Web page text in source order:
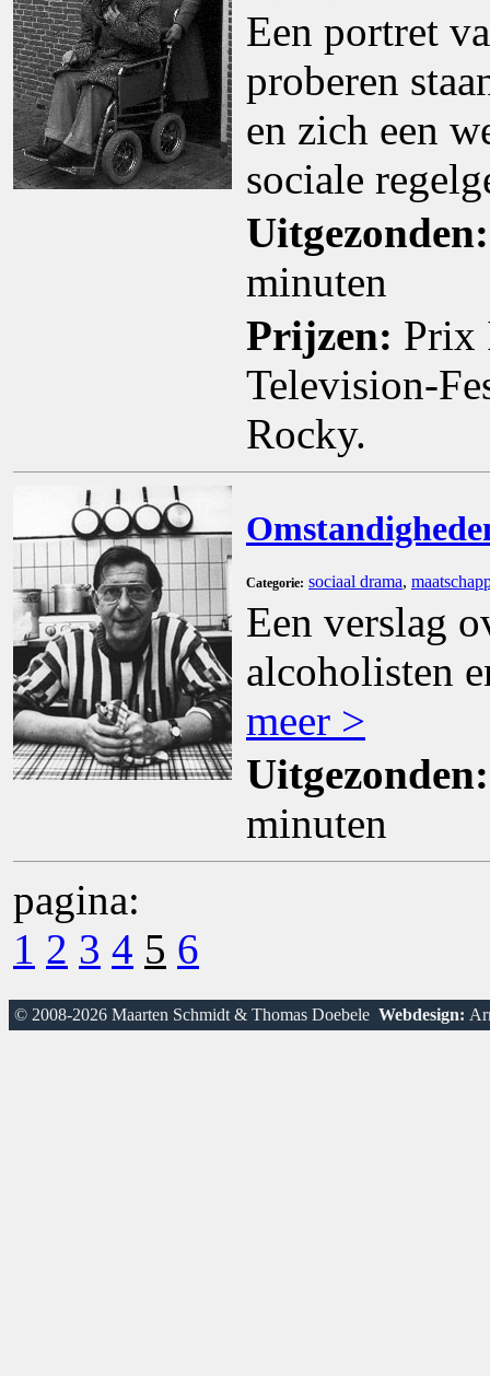
Een portret
proberen
en zich een
sociale
Uitgezonden:
minuten
Prijzen: Prix
Television-
Rocky.
Categorie: sociaal drama,
Een verslag
alcoholisten
meer >
Uitgezonden:
minuten
pagina:
1 2 3 4 5 6
© 2008-2026 Maarten Schmidt & Thomas Doebele Webdesign: